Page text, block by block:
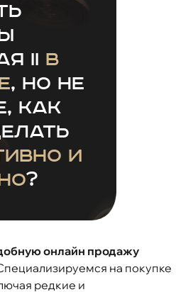
II в
, но не
как
и
?
онлайн продажу
на покупке
редкие и